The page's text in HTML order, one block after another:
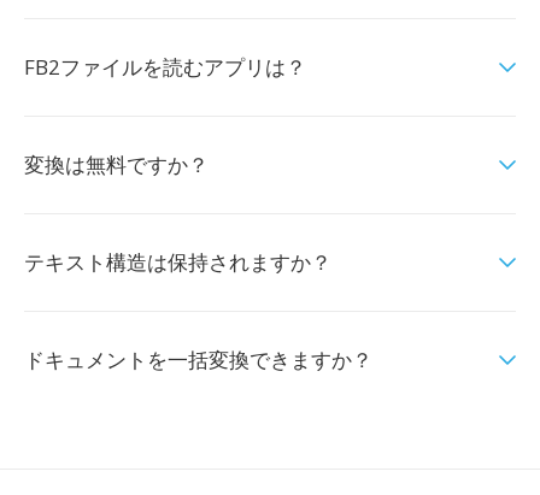
FB2ファイルを読むアプリは？
変換は無料ですか？
テキスト構造は保持されますか？
ドキュメントを一括変換できますか？